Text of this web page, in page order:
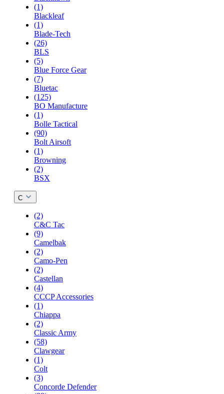
(1)
Blackleaf
(1)
Blade-Tech
(26)
BLS
(5)
Blue Force Gear
(7)
Bluetac
(125)
BO Manufacture
(1)
Bolle Tactical
(90)
Bolt Airsoft
(1)
Browning
(2)
BSX
C
(2)
C&C Tac
(9)
Camelbak
(2)
Camo-Pen
(2)
Castellan
(4)
CCCP Accessories
(1)
Chiappa
(2)
Classic Army
(58)
Clawgear
(1)
Colt
(3)
Concorde Defender